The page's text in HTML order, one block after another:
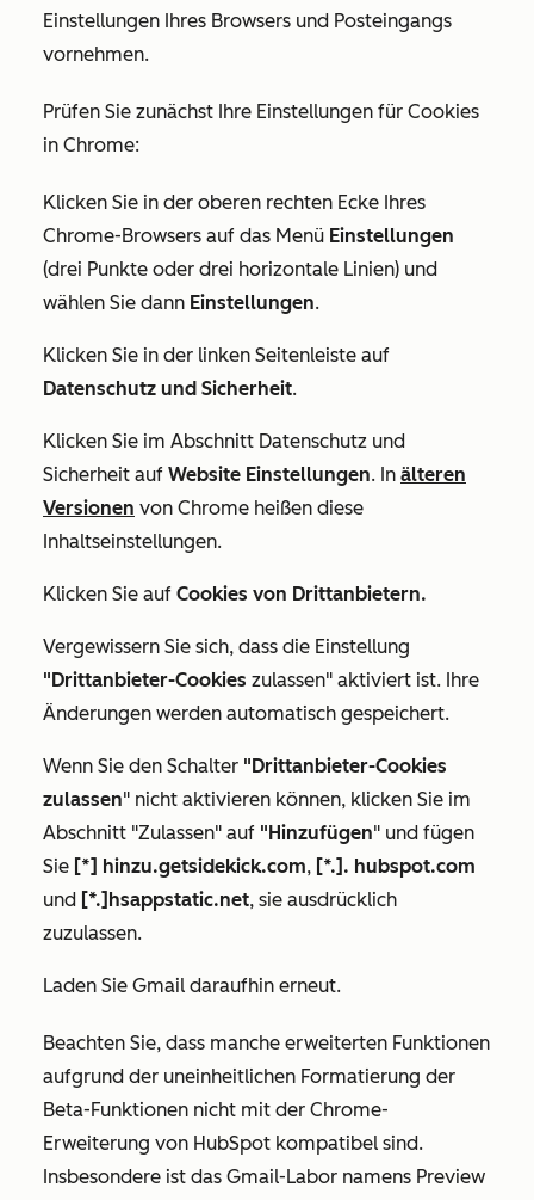
Einstellungen Ihres Browsers und Posteingangs
vornehmen.
Prüfen Sie zunächst Ihre Einstellungen für Cookies
in Chrome:
Klicken Sie in der oberen rechten Ecke Ihres
Chrome-Browsers auf das Menü Einstellungen
(drei Punkte oder drei horizontale Linien) und
wählen Sie dann Einstellungen.
Klicken Sie in der linken Seitenleiste auf
Datenschutz und Sicherheit.
Klicken Sie im Abschnitt Datenschutz und
Sicherheit auf Website Einstellungen. In älteren
Versionen von Chrome heißen diese
Inhaltseinstellungen.
Klicken Sie auf Cookies von Drittanbietern.
Vergewissern Sie sich, dass die Einstellung
"Drittanbieter-Cookies zulassen" aktiviert ist. Ihre
Änderungen werden automatisch gespeichert.
Wenn Sie den Schalter "Drittanbieter-Cookies
zulassen" nicht aktivieren können, klicken Sie im
Abschnitt "Zulassen" auf "Hinzufügen" und fügen
Sie [*] hinzu.getsidekick.com, [*.]. hubspot.com
und [*.]hsappstatic.net, sie ausdrücklich
zuzulassen.
Laden Sie Gmail daraufhin erneut.
Beachten Sie, dass manche erweiterten Funktionen
aufgrund der uneinheitlichen Formatierung der
Beta-Funktionen nicht mit der Chrome-
Erweiterung von HubSpot kompatibel sind.
Insbesondere ist das Gmail-Labor namens Preview